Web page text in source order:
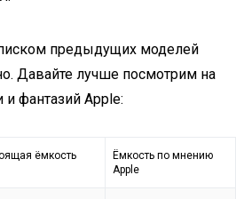
предыдущих моделей
Давайте лучше посмотрим на
фантазий Apple:
ёмкость
Ёмкость по мнению
Apple